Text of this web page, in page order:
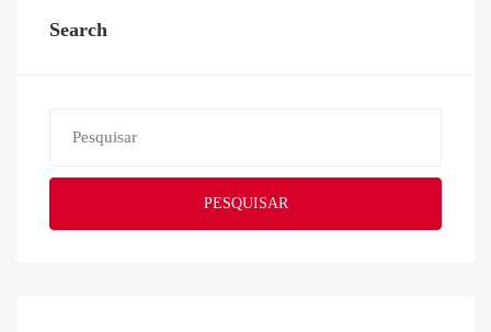
Search
PESQUISAR